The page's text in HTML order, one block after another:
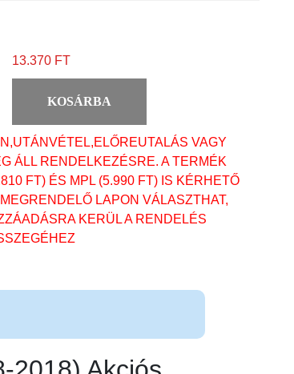
13.370 FT
KOSÁRBA
VAGY
ÁLL RENDELKEZÉSRE. A TERMÉK
FT) ÉS MPL (5.990 FT) IS KÉRHETŐ
LAPON VÁLASZTHAT,
KERÜL A RENDELÉS